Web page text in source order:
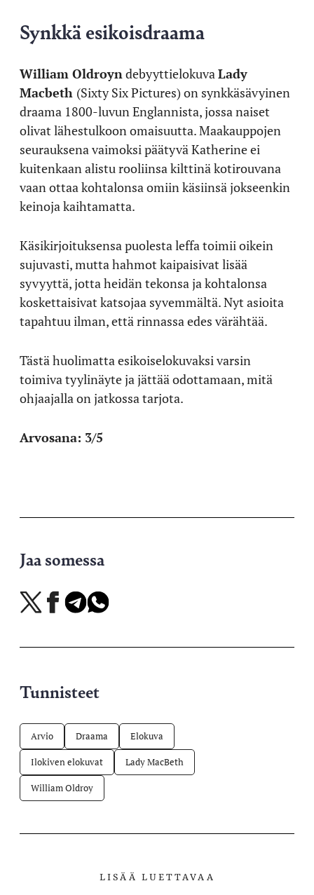
Synkkä esikoisdraama
William Oldroyn debyyttielokuva Lady
Macbeth (Sixty Six Pictures) on synkkäsävyinen
draama 1800-luvun Englannista, jossa naiset
olivat lähestulkoon omaisuutta. Maakauppojen
seurauksena vaimoksi päätyvä Katherine ei
kuitenkaan alistu rooliinsa kilttinä kotirouvana
vaan ottaa kohtalonsa omiin käsiinsä jokseenkin
keinoja kaihtamatta.
Käsikirjoituksensa puolesta leffa toimii oikein
sujuvasti, mutta hahmot kaipaisivat lisää
syvyyttä, jotta heidän tekonsa ja kohtalonsa
koskettaisivat katsojaa syvemmältä. Nyt asioita
tapahtuu ilman, että rinnassa edes värähtää.
Tästä huolimatta esikoiselokuvaksi varsin
toimiva tyylinäyte ja jättää odottamaan, mitä
ohjaajalla on jatkossa tarjota.
Arvosana: 3/5
Jaa somessa
Jaa
X-
Jaa
Facebookissa
Jaa
Telegramissa
Jaa
WhatsAppissa
Tunnisteet
Arvio Draama Elokuva
Ilokiven elokuvat Lady MacBeth
William Oldroy
LISÄÄ LUETTAVAA